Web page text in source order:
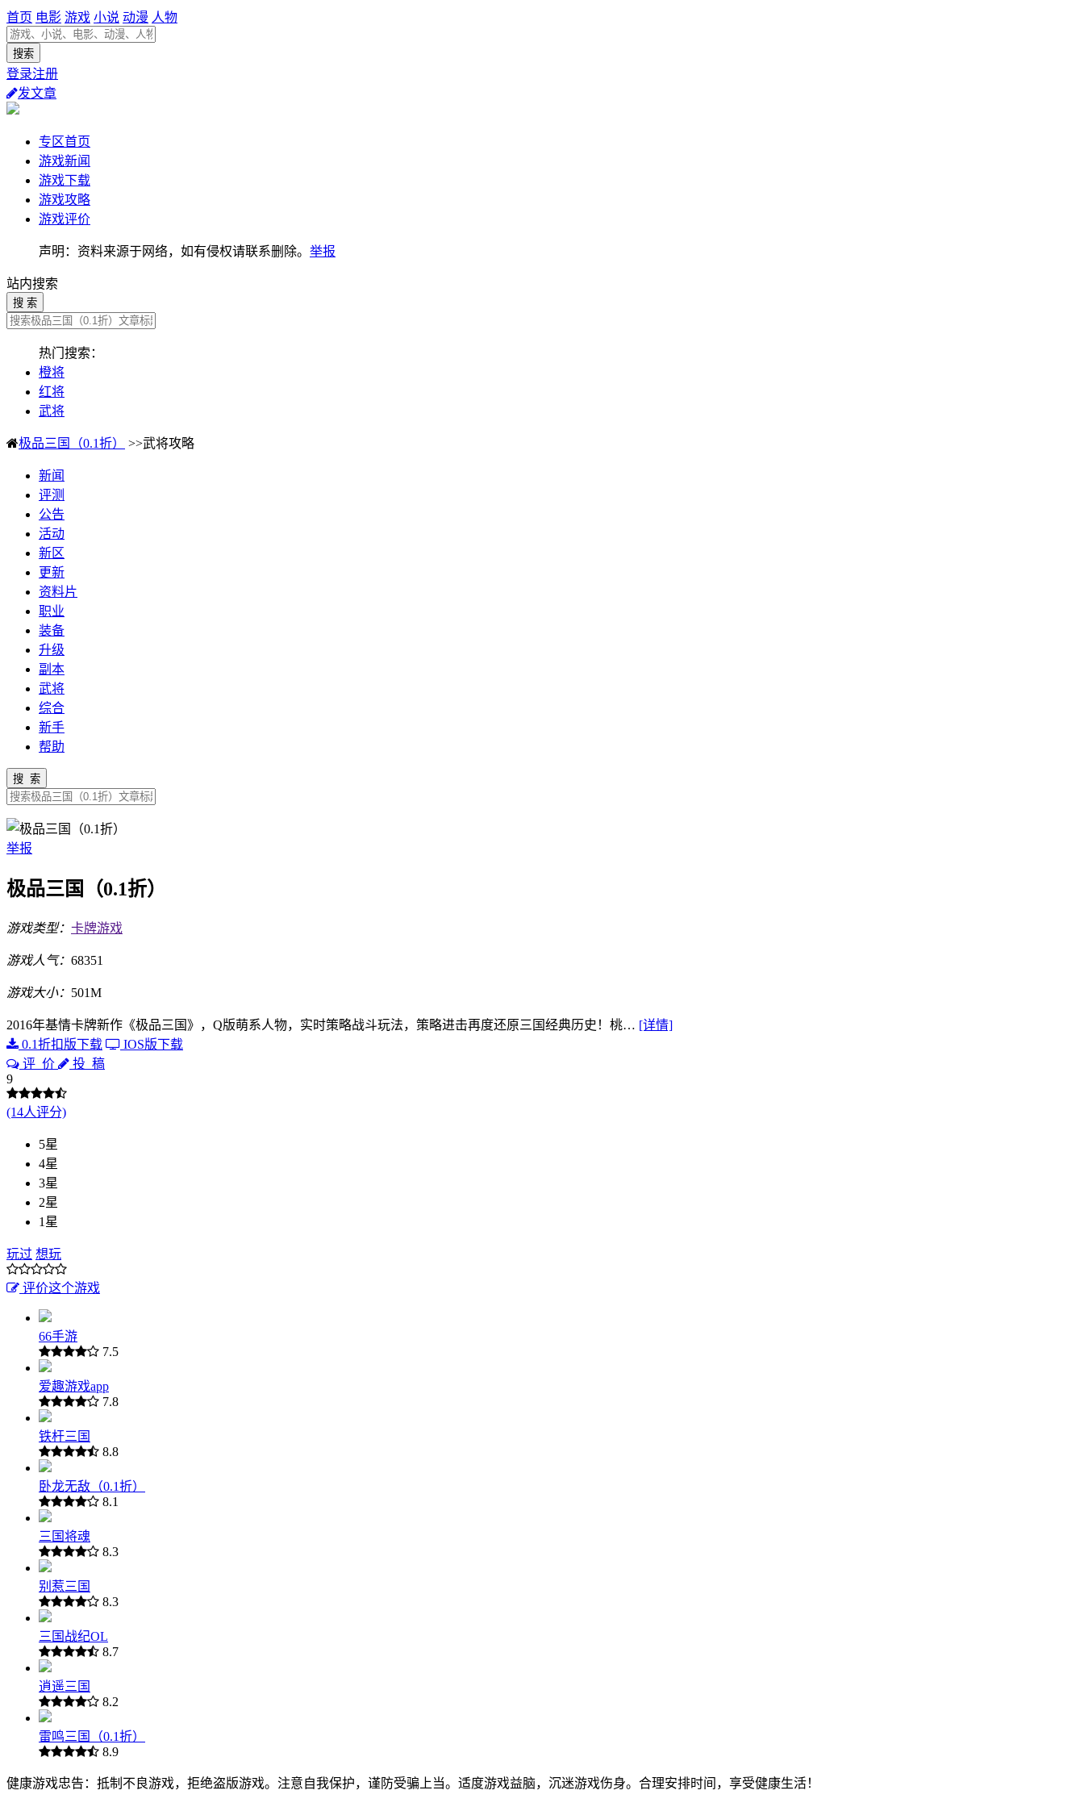
首页 电影 游戏 小说 动漫 人物
登录注册
发文章
专区首页
游戏新闻
游戏下载
游戏攻略
游戏评价
声明：资料来源于网络，如有侵权请联系删除。 举报
站内搜索
搜 索
热门搜索：
橙将
红将
武将
极品三国（0.1折） >>武将攻略
新闻
评测
公告
活动
新区
更新
资料片
职业
装备
升级
副本
武将
综合
新手
帮助
搜 索
举报
极品三国（0.1折）
游戏类型： 卡牌游戏
游戏人气： 68351
游戏大小： 501M
2016年基情卡牌新作《极品三国》，Q版萌系人物，实时策略战斗玩法，策略进击再度还原三国经典历史！桃… [详情]
0.1折扣版下载
IOS版下载
评 价
投 稿
9
(14人评分)
5星
4星
3星
2星
1星
玩过 想玩
评价这个游戏
66手游
7.5
爱趣游戏app
7.8
铁杆三国
8.8
卧龙无敌（0.1折）
8.1
三国将魂
8.3
别惹三国
8.3
三国战纪OL
8.7
逍遥三国
8.2
雷鸣三国（0.1折）
8.9
健康游戏忠告：抵制不良游戏，拒绝盗版游戏。注意自我保护，谨防受骗上当。适度游戏益脑，沉迷游戏伤身。合理安排时间，享受健康生活！